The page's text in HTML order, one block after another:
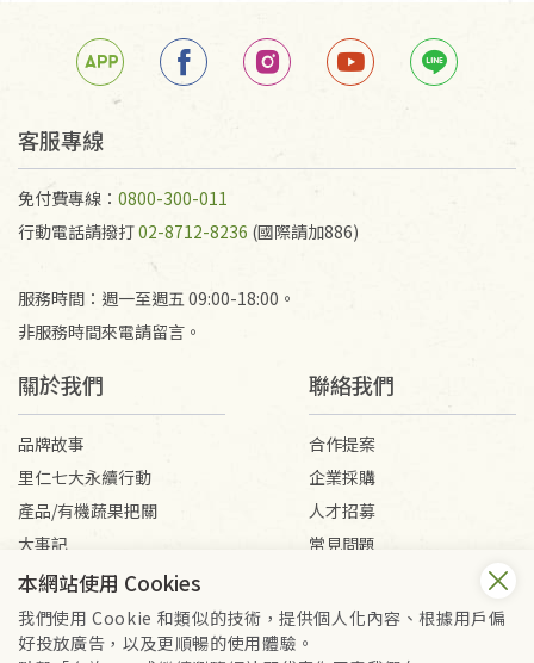
客服專線
免付費專線： 0800-300-011
行動電話請撥打02-8712-8236 (國際請加886)
服務時間：週一至週五 09:00-18:00。
非服務時間來電請留言。
關於我們
品牌故事
里仁七大永續行動
產品/有機蔬果把關
大事記
媒體報導
聯絡我們
合作提案
企業採購
人才招募
常見問題
本網站使用 Cookies
我們使用 Cookie 和類似的技術，提供個人化內容、根據用戶偏
好投放廣告，以及更順暢的使用體驗。